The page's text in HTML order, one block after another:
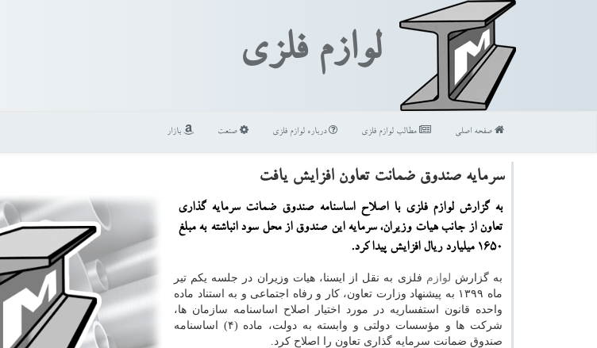
لوازم فلزی
صفحه اصلی مطالب لوازم فلزی درباره لوازم فلزی صنعت بازار
سرمایه صندوق ضمانت تعاون افزایش یافت
به گزارش لوازم فلزی با اصلاح اساسنامه صندوق ضمانت سرمایه گذاری
تعاون از جانب هیات وزیران، سرمایه این صندوق از محل سود انباشته به مبلغ
۱۶۵۰ میلیارد ریال افزایش پیدا كرد.
به گزارش لوازم فلزی به نقل از ایسنا، هیات وزیران در جلسه یکم تیر
ماه ۱۳۹۹ به پیشنهاد وزارت تعاون، کار و رفاه اجتماعی و به استناد ماده
واحده قانون استفساریه در مورد اختیار اصلاح اساسنامه سازمان ها،
شرکت ها و مؤسسات دولتی و وابسته به دولت، ماده (۴) اساسنامه
صندوق ضمانت سرمایه گذاری تعاون را اصلاح کرد.